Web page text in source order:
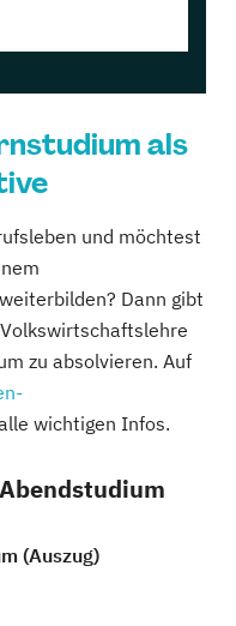
als
und möchtest
Dann gibt
zu absolvieren. Auf
wichtigen Infos.
(Auszug)